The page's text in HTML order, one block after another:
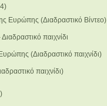
Ευρώπης (Διαδραστικό Βίντεο)
παιχνίδι
(Διαδραστικό παιχνίδι)
παιχνίδι)